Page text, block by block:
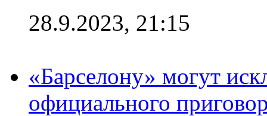
28.9.2023, 21:15
«Барселону» могут
официального